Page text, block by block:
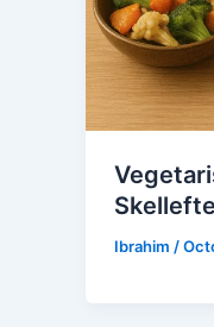
Ibrahim /